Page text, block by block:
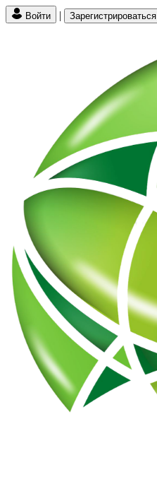
Войти | Зарегистрироваться